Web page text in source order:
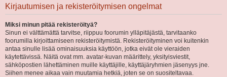
Kirjautumisen ja rekisteröitymisen ongelmat
Miksi minun pitää rekisteröityä?
Sinun ei välttämättä tarvitse, riippuu foorumin ylläpitäjästä, tarvitaanko
foorumilla kirjoittamiseen rekisteröitymistä. Rekisteröityminen voi kuitenkin
antaa sinulle lisää ominaisuuksia käyttöön, jotka eivät ole vieraiden
käytettävissä. Näitä ovat mm. avatar-kuvan määrittely, yksityisviestit,
sähköpostien lähettäminen muille käyttäjille, käyttäjäryhmien jäsenyys jne.
Siihen menee aikaa vain muutamia hetkiä, joten se on suositeltavaa.